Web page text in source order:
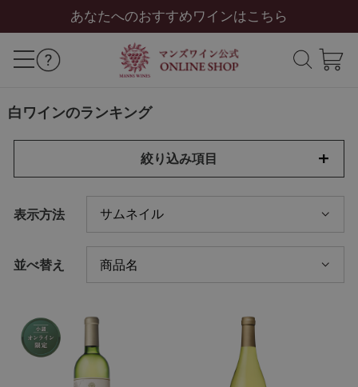
あなたへのおすすめワインはこちら
白ワインのランキング
絞り込み項目
表示方法
並べ替え